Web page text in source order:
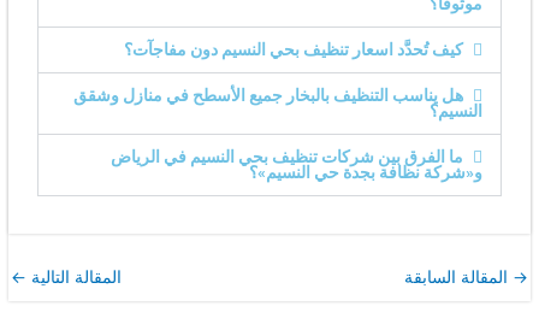
تُحدَّد اسعار تنظيف بحي النسيم دون مفاجآت؟
التنظيف بالبخار جميع الأسطح في منازل وشقق
بين شركات تنظيف بحي النسيم في الرياض
نظافة بجدة حي النسيم»؟
←